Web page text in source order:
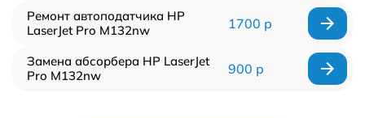
Ремонт автоподатчика HP
LaserJet Pro M132nw
1700 р
Замена абсорбера HP LaserJet
Pro M132nw
900 р